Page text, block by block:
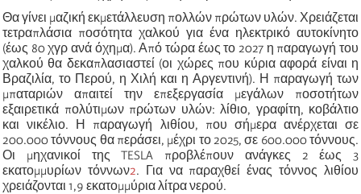
Θα γίνει μαζική εκμετάλλευση πολλών πρώτων υλών. Χρειάζεται
τετραπλάσια ποσότητα χαλκού για ένα ηλεκτρικό αυτοκίνητο
(έως 80 χγρ ανά όχημα). Από τώρα έως το 2027 η παραγωγή του
χαλκού θα δεκαπλασιαστεί (οι χώρες που κύρια αφορά είναι η
Βραζιλία, το Περού, η Χιλή και η Αργεντινή). Η παραγωγή των
μπαταριών απαιτεί την επεξεργασία μεγάλων ποσοτήτων
εξαιρετικά πολύτιμων πρώτων υλών: λίθιο, γραφίτη, κοβάλτιο
και νικέλιο. Η παραγωγή λιθίου, που σήμερα ανέρχεται σε
200.000τόννους θα περάσει, μέχρι το 2025, σε 600.000 τόννους.
Οι μηχανικοί τηςTESLA προβλέπουν ανάγκες 2 έως 3
εκατομμυρίων τόννων2. Για να παραχθεί ένας τόννος λιθίου
χρειάζονται 1,9 εκατομμύρια λίτρα νερού.